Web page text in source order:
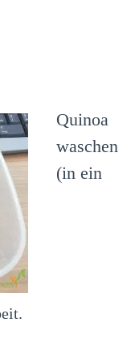
Quinoa
waschen
(in ein